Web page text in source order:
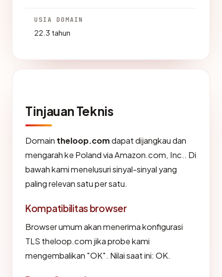
USIA DOMAIN
22.3 tahun
Tinjauan Teknis
Domain theloop.comdapat dijangkau dan
mengarah ke Poland via Amazon.com, Inc.. Di
bawah kami menelusuri sinyal-sinyal yang
paling relevan satu per satu.
Kompatibilitas browser
Browser umum akan menerima konfigurasi
TLS theloop.com jika probe kami
mengembalikan "OK". Nilai saat ini: OK.